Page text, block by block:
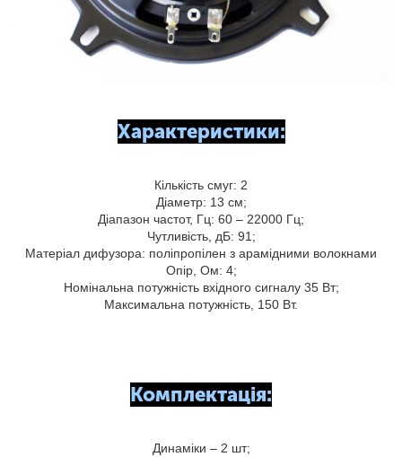
Характеристики:
Кількість смуг: 2
Діаметр: 13 см;
Діапазон частот, Гц: 60 – 22000 Гц;
Чутливість, дБ: 91;
Матеріал дифузора: поліпропілен з арамідними волокнами
Опір, Ом: 4;
Номінальна потужність вхідного сигналу 35 Вт;
Максимальна потужність, 150 Вт.
Комплектація:
Динаміки – 2 шт;